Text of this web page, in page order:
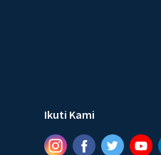
Ikuti Kami